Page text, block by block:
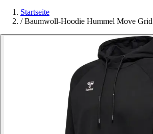
Startseite
/ Baumwoll-Hoodie Hummel Move Grid